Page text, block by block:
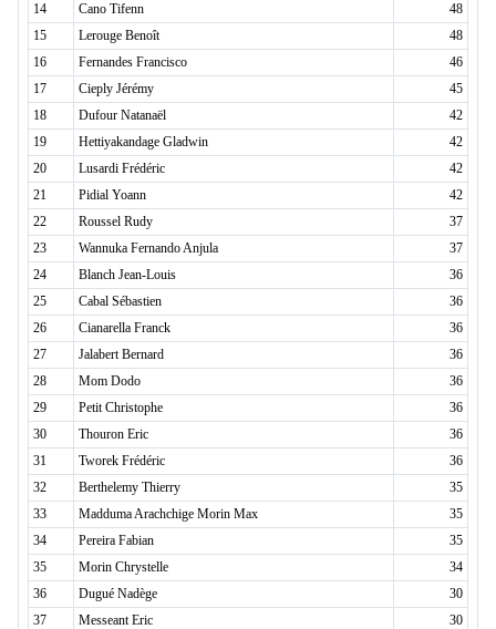
14
Cano Tifenn
48
15
Lerouge Benoît
48
16
Fernandes Francisco
46
17
Cieply Jérémy
45
18
Dufour Natanaël
42
19
Hettiyakandage Gladwin
42
20
Lusardi Frédéric
42
21
Pidial Yoann
42
22
Roussel Rudy
37
23
Wannuka Fernando Anjula
37
24
Blanch Jean-Louis
36
25
Cabal Sébastien
36
26
Cianarella Franck
36
27
Jalabert Bernard
36
28
Mom Dodo
36
29
Petit Christophe
36
30
Thouron Eric
36
31
Tworek Frédéric
36
32
Berthelemy Thierry
35
33
Madduma Arachchige Morin Max
35
34
Pereira Fabian
35
35
Morin Chrystelle
34
36
Dugué Nadège
30
37
Messeant Eric
30